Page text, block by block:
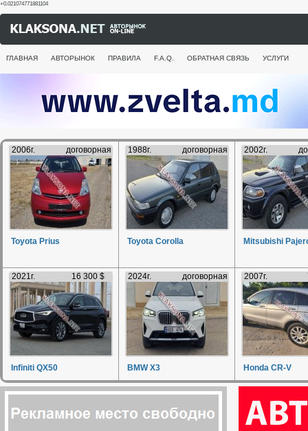
+0.021074771881104
ГЛАВНАЯ АВТОРЫНОК ПРАВИЛА F.A.Q. ОБРАТНАЯ СВЯЗЬ УСЛУГИ
2006г. договорная
Toyota Prius
1988г. договорная
Toyota Corolla
2002г.
Mitsubishi
2021г. 16 300 $
Infiniti QX50
2024г. договорная
BMW X3
2007г.
Honda CR-V